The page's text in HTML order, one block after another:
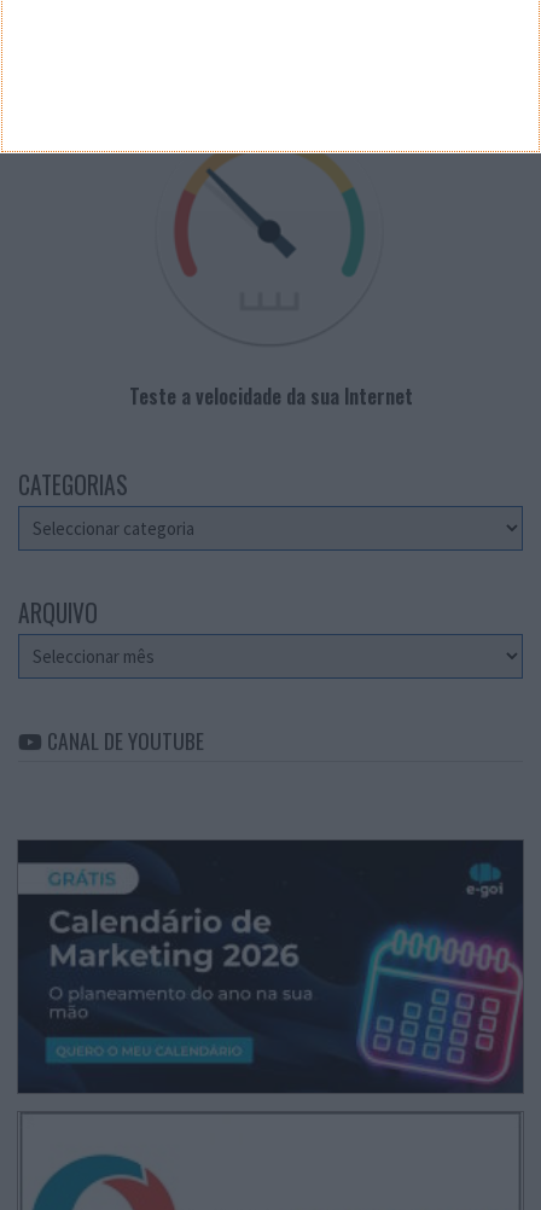
Teste a velocidade da sua Internet
CATEGORIAS
Categorias
ARQUIVO
Arquivo
CANAL DE YOUTUBE